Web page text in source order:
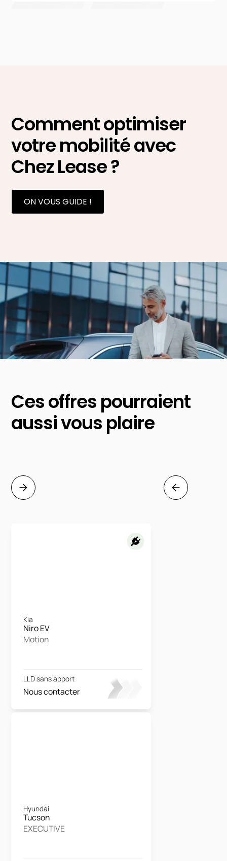
Comment optimiser
votre mobilité avec
Chez Lease ?
ON VOUS GUIDE !
Ces offres pourraient
aussi vous plaire
Kia
Niro EV
Motion
LLD sans apport
Nous contacter
Hyundai
Tucson
EXECUTIVE